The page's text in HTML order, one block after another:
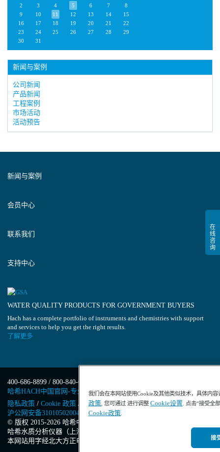
2
3 4 5 6 7
8
9
10 11 12 13 14
15
16
17 18 19 20 21
22
23
24 25 26 27 28
29
30
31
新闻与案例
公司新闻
产品新闻
工程案例
市场活动
活动预告
新闻与案例
会员中心
联系我们
支持中心
WATER QUALITY PRODUCTS FOR GOVERNMENT BUYERS
Hach has a complete portfolio of instruments and chemistries with support
and services to help you get the right results.
了解更多
400-686-8899 / 800-840-6026
哈希HACH中国官网-专业水质分析仪器
隐私政策 / Cookie 政策 / Cookie 设置/沪ICP备13034148号-4/
沪公网安备31010502004971号/沪(浦)应急管危经许[2023]201871
© 版权 2015-2026 哈希中国版权所有
哈希水质分析仪器（上海）有限公司
本网站用字经北大方正电子有限公司授权许可
我们会在本网站使用Cookie及其他类似技术，具体内
政策, 您可通过 进行调整 Cookie设置. 点击“接受全
Cookie政策.
接